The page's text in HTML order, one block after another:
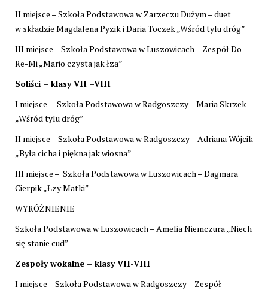
II miejsce – Szkoła Podstawowa w Zarzeczu Dużym – duet
w składzie Magdalena Pyzik i Daria Toczek „Wśród tylu dróg”
III miejsce – Szkoła Podstawowa w Luszowicach – Zespół Do-
Re-Mi „Mario czysta jak łza”
Soliści – klasy VII –VIII
I miejsce – Szkoła Podstawowa w Radgoszczy – Maria Skrzek
„Wśród tylu dróg”
II miejsce – Szkoła Podstawowa w Radgoszczy – Adriana Wójcik
„Była cicha i piękna jak wiosna”
III miejsce – Szkoła Podstawowa w Luszowicach – Dagmara
Cierpik „Łzy Matki”
WYRÓŻNIENIE
Szkoła Podstawowa w Luszowicach – Amelia Niemczura „Niech
się stanie cud”
Zespoły wokalne – klasy VII-VIII
I miejsce – Szkoła Podstawowa w Radgoszczy – Zespół